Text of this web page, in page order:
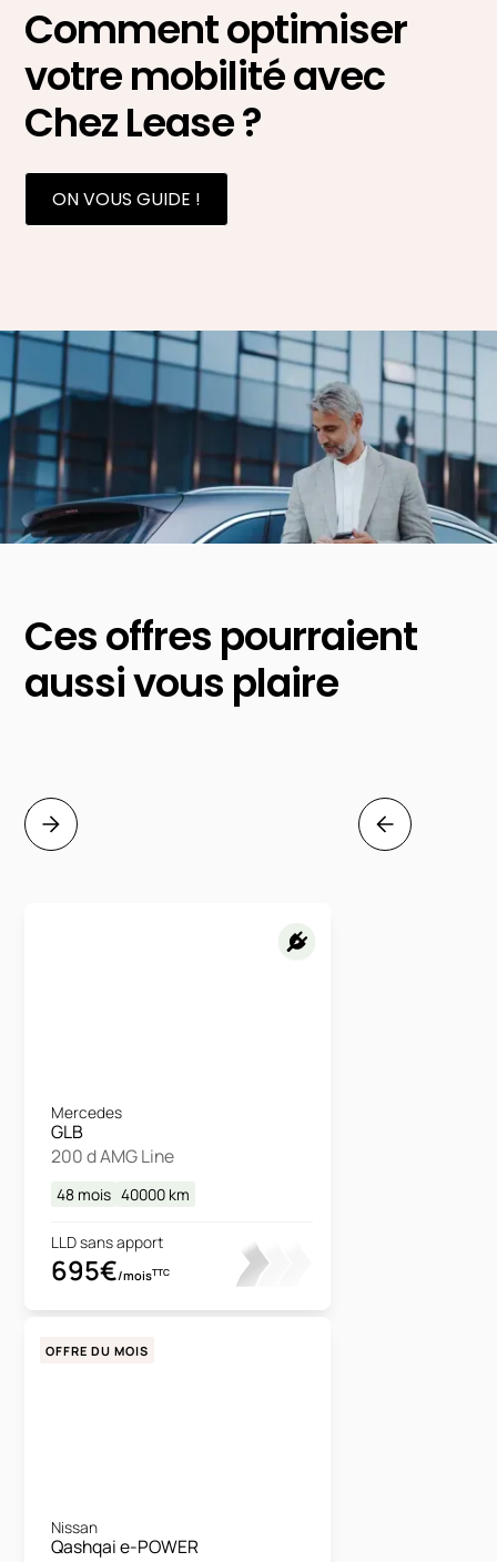
Comment optimiser
votre mobilité avec
Chez Lease ?
ON VOUS GUIDE !
Ces offres pourraient
aussi vous plaire
Mercedes
GLB
200 d AMG Line
48 mois 40000 km
LLD sans apport
695€/moisTTC
Nissan
Qashqai e-POWER
OFFRE DU MOIS